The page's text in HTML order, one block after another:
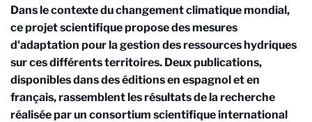
Dans le contexte du changement climatique mondial,
ce projet scientifique propose des mesures
d'adaptation pour la gestion des ressources hydriques
sur ces différents territoires. Deux publications,
disponibles dans des éditions en espagnol et en
français, rassemblent les résultats de la recherche
réalisée par un consortium scientifique international